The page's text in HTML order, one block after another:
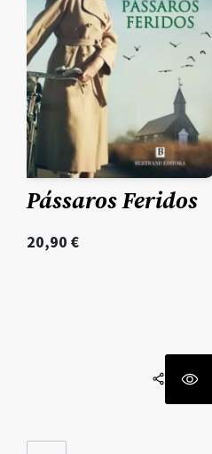
Pássaros Feridos
20,90 €